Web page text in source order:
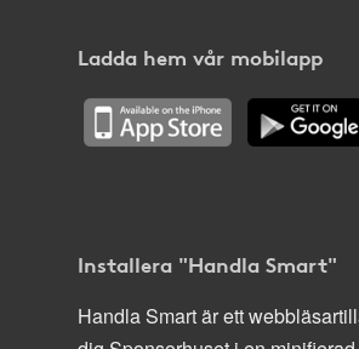
Ladda hem vår mobilapp
Installera "Handla Smart"
Handla Smart är ett